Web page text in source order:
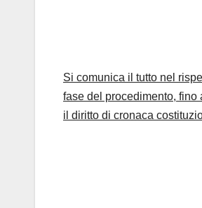
Si comunica il tutto nel
fase del procedimento,
il diritto di cronaca